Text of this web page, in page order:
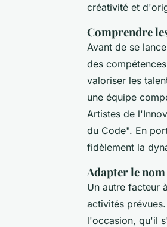
créativité et
Comprendre
Avant de se
des
valoriser les
une équipe
Artistes de
du Code". En
fidèlement la
Adapter le
Un autre facteur
activités
l'occasion, qu'il